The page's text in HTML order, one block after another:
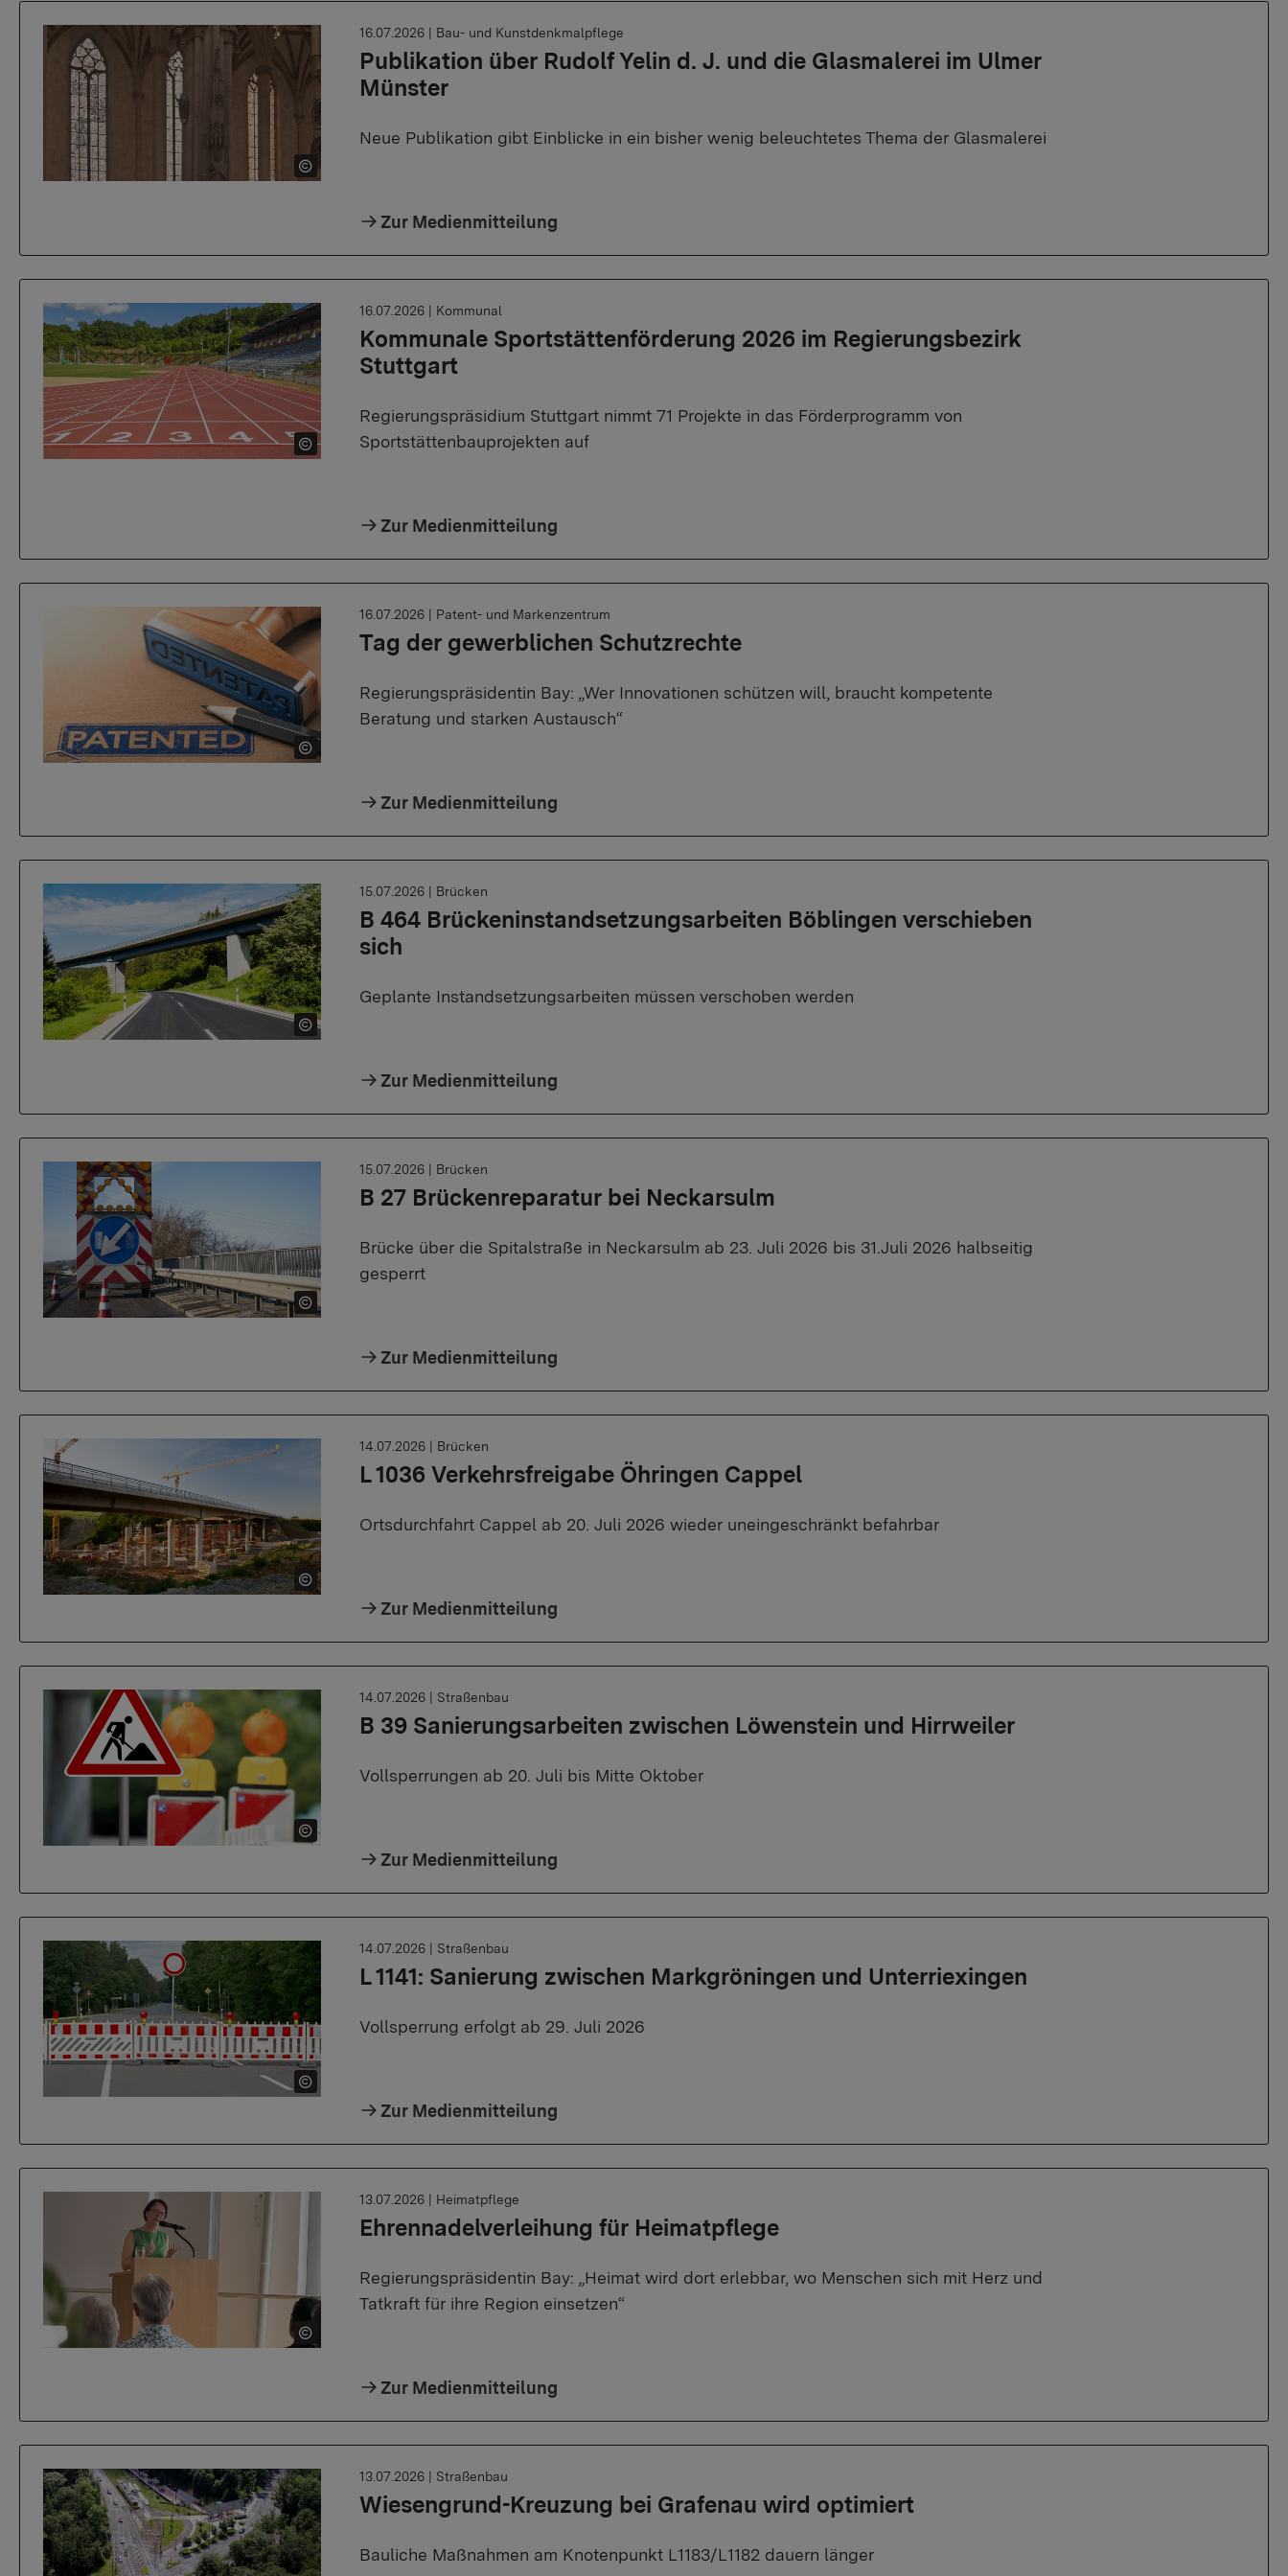
Publikation über Rudolf Yelin d. J. und die Glasmalerei im Ulmer
Münster
16.07.2026 | Bau- und Kunstdenkmalpflege
Neue Publikation gibt Einblicke in ein bisher wenig beleuchtetes Thema der Glasmalerei
Zur Medienmitteilung
Kommunale Sportstättenförderung 2026 im Regierungsbezirk
Stuttgart
16.07.2026 | Kommunal
Regierungspräsidium Stuttgart nimmt 71 Projekte in das Förderprogramm von
Sportstättenbauprojekten auf
Zur Medienmitteilung
Tag der gewerblichen Schutzrechte
16.07.2026 | Patent- und Markenzentrum
Regierungspräsidentin Bay: „Wer Innovationen schützen will, braucht kompetente
Beratung und starken Austausch“
Zur Medienmitteilung
B 464 Brückeninstandsetzungsarbeiten Böblingen verschieben
sich
15.07.2026 | Brücken
Geplante Instandsetzungsarbeiten müssen verschoben werden
Zur Medienmitteilung
B 27 Brückenreparatur bei Neckarsulm
15.07.2026 | Brücken
Brücke über die Spitalstraße in Neckarsulm ab 23. Juli 2026 bis 31.Juli 2026 halbseitig
gesperrt
Zur Medienmitteilung
L 1036 Verkehrsfreigabe Öhringen Cappel
14.07.2026 | Brücken
Ortsdurchfahrt Cappel ab 20. Juli 2026 wieder uneingeschränkt befahrbar
Zur Medienmitteilung
B 39 Sanierungsarbeiten zwischen Löwenstein und Hirrweiler
14.07.2026 | Straßenbau
Vollsperrungen ab 20. Juli bis Mitte Oktober
Zur Medienmitteilung
L 1141: Sanierung zwischen Markgröningen und Unterriexingen
14.07.2026 | Straßenbau
Vollsperrung erfolgt ab 29. Juli 2026
Zur Medienmitteilung
Ehrennadelverleihung für Heimatpflege
13.07.2026 | Heimatpflege
Regierungspräsidentin Bay: „Heimat wird dort erlebbar, wo Menschen sich mit Herz und
Tatkraft für ihre Region einsetzen“
Zur Medienmitteilung
Wiesengrund-Kreuzung bei Grafenau wird optimiert
13.07.2026 | Straßenbau
Bauliche Maßnahmen am Knotenpunkt L1183/L1182 dauern länger